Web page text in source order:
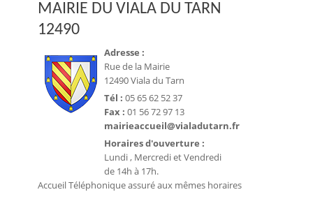
MAIRIE DU VIALA DU TARN
12490
Adresse :
Rue de la Mairie
12490 Viala du Tarn
Tél : 05 65 62 52 37
Fax : 01 56 72 97 13
mairieaccueil@vialadutarn.fr
Horaires d'ouverture :
Lundi , Mercredi et Vendredi
de 14h à 17h.
Accueil Téléphonique assuré aux mêmes horaires